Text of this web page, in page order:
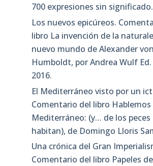
700 expresiones sin significado.
Los nuevos epicúreos.
libro La invención de la
nuevo mundo de Alexander von
Humboldt, por Andrea Wulf
2016.
El Mediterráneo visto por un
Comentario del libro Hablemos
Mediterráneo: (y… de los peces
habitan), de Domingo Lloris
Una crónica del Gran
Comentario del libro Papeles